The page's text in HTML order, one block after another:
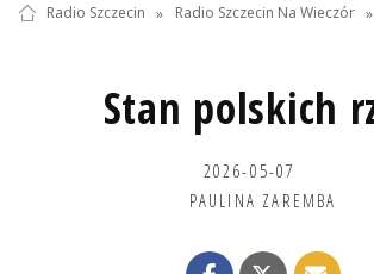
Radio Szczecin » Radio Szczecin Na Wieczór »
Stan polskich
2026-05-07
PAULINA ZAREMBA